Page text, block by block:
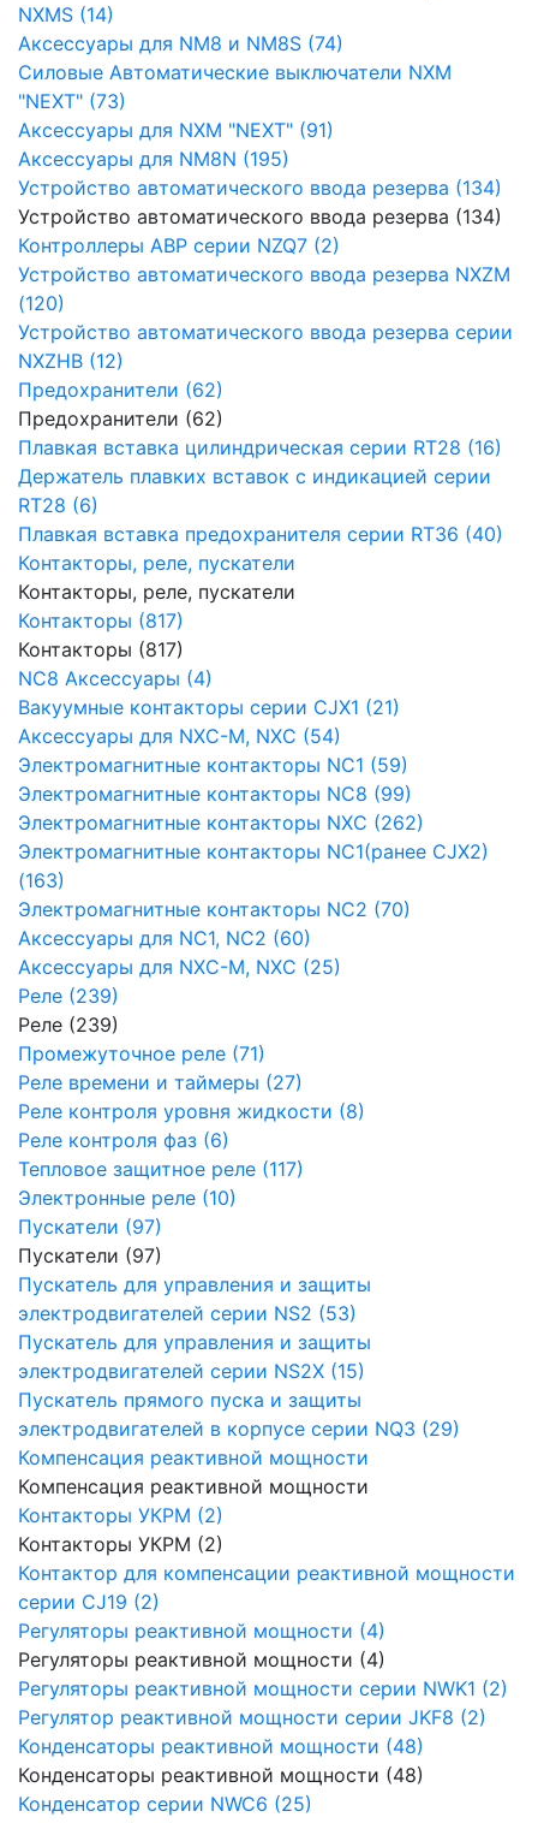
NXMS (14)
Аксессуары для NM8 и NM8S (74)
Силовые Автоматические выключатели NXM
"NEXT" (73)
Аксессуары для NXM "NEXT" (91)
Аксессуары для NM8N (195)
Устройство автоматического ввода резерва (134)
Устройство автоматического ввода резерва (134)
Контроллеры АВР серии NZQ7 (2)
Устройство автоматического ввода резерва NXZM
(120)
Устройство автоматического ввода резерва серии
NXZHB (12)
Предохранители (62)
Предохранители (62)
Плавкая вставка цилиндрическая серии RT28 (16)
Держатель плавких вставок с индикацией серии
RT28 (6)
Плавкая вставка предохранителя серии RT36 (40)
Контакторы, реле, пускатели
Контакторы, реле, пускатели
Контакторы (817)
Контакторы (817)
NC8 Аксессуары (4)
Вакуумные контакторы серии CJX1 (21)
Аксессуары для NXC-M, NXC (54)
Электромагнитные контакторы NC1 (59)
Электромагнитные контакторы NC8 (99)
Электромагнитные контакторы NXC (262)
Электромагнитные контакторы NC1(ранее CJX2)
(163)
Электромагнитные контакторы NC2 (70)
Аксессуары для NC1, NC2 (60)
Аксессуары для NXC-M, NXC (25)
Реле (239)
Реле (239)
Промежуточное реле (71)
Реле времени и таймеры (27)
Реле контроля уровня жидкости (8)
Реле контроля фаз (6)
Тепловое защитное реле (117)
Электронные реле (10)
Пускатели (97)
Пускатели (97)
Пускатель для управления и защиты
электродвигателей серии NS2 (53)
Пускатель для управления и защиты
электродвигателей серии NS2X (15)
Пускатель прямого пуска и защиты
электродвигателей в корпусе серии NQ3 (29)
Компенсация реактивной мощности
Компенсация реактивной мощности
Контакторы УКРМ (2)
Контакторы УКРМ (2)
Контактор для компенсации реактивной мощности
серии CJ19 (2)
Регуляторы реактивной мощности (4)
Регуляторы реактивной мощности (4)
Регуляторы реактивной мощности серии NWK1 (2)
Регулятор реактивной мощности серии JKF8 (2)
Конденсаторы реактивной мощности (48)
Конденсаторы реактивной мощности (48)
Конденсатор серии NWC6 (25)